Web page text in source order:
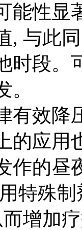
能性显
, 与此
时段。
有效降
的应用
作的昼
特殊制
而增加